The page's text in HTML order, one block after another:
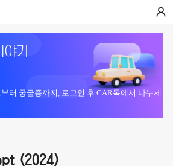
터 궁금증까지, 로그인 후 CAR톡에서 나누세
(2024)